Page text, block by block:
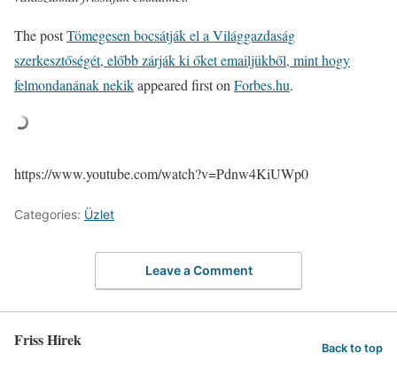
The postTömegesen bocsátják el a Világgazdaság
szerkesztőségét, előbb zárják ki őket emailjükből, mint hogy
felmondanának nekikappeared first on Forbes.hu.
https://www.youtube.com/watch?v=Pdnw4KiUWp0
Categories: Üzlet
Leave a Comment
Friss Hirek Back to top